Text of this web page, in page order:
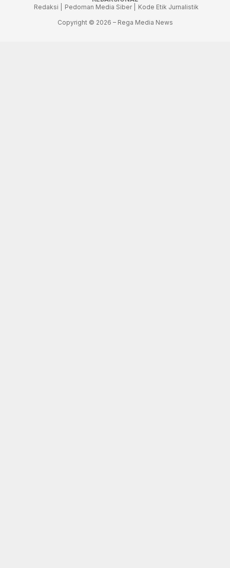
Redaksi |
Pedoman Media Siber |
Kode Etik Jurnalistik
Copyright © 2026 – Rega Media News